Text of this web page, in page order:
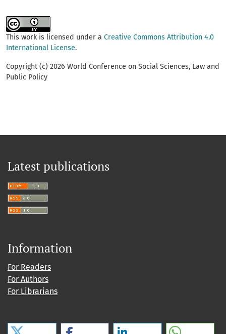
This work is licensed under a Creative Commons Attribution 4.0
International License.
Copyright (c) 2026 World Conference on Social Sciences, Law and
Public Policy
Latest publications
Information
For Readers
For Authors
For Librarians